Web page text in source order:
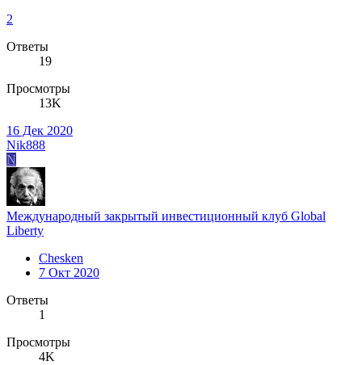
2
Ответы
19
Просмотры
13K
16 Дек 2020
Nik888
N
Международный закрытый инвестиционный клуб Global
Liberty
Chesken
7 Окт 2020
Ответы
1
Просмотры
4K